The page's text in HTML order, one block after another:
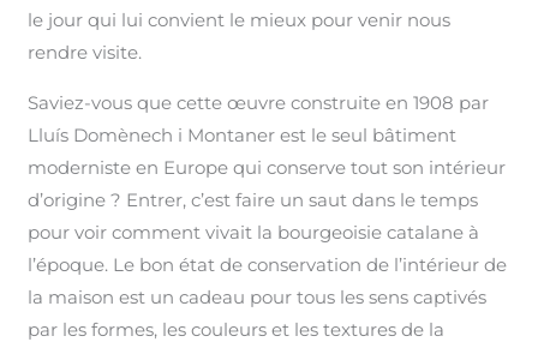
le jour qui lui convient le mieux pour venir nous
rendre visite.
Saviez-vous que cette œuvre construite en 1908 par
Lluís Domènech i Montaner est le seul bâtiment
moderniste en Europe qui conserve tout son intérieur
d’origine ? Entrer, c’est faire un saut dans le temps
pour voir comment vivait la bourgeoisie catalane à
l’époque. Le bon état de conservation de l’intérieur de
la maison est un cadeau pour tous les sens captivés
par les formes, les couleurs et les textures de la